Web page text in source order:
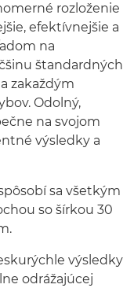
rozloženie
efektívnejšie a
na
štandardných
zakaždým
Odolný,
na svojom
výsledky a
sa všetkým
so šírkou 30
výsledky
odrážajúcej